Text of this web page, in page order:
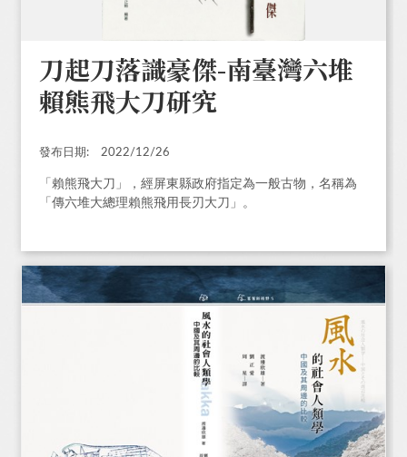
刀起刀落識豪傑-南臺灣六堆
賴熊飛大刀研究
發布日期: 2022/12/26
「賴熊飛大刀」，經屏東縣政府指定為一般古物，名稱為
「傳六堆大總理賴熊飛用長刃大刀」。